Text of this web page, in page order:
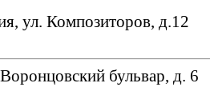
ул. Композиторов, д.12
бульвар, д. 6